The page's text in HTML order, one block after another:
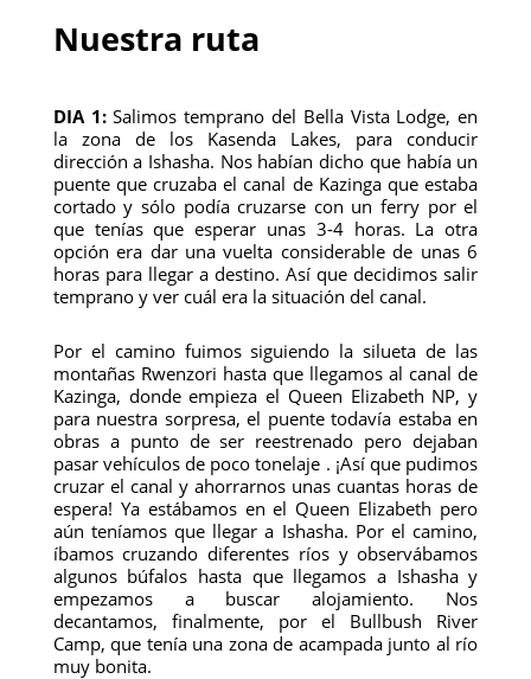
Nuestra ruta
DIA 1:Salimos temprano del Bella Vista Lodge, en
la zona de los Kasenda Lakes, para conducir
dirección a Ishasha. Nos habían dicho que había un
puente que cruzaba el canal de Kazinga que estaba
cortado y sólo podía cruzarse con un ferry por el
que tenías que esperar unas 3-4 horas. La otra
opción era dar una vuelta considerable de unas 6
horas para llegar a destino. Así que decidimos salir
temprano y ver cuál era la situación del canal.
Por el camino fuimos siguiendo la silueta de las
montañas Rwenzori hasta que llegamos al canal de
Kazinga, donde empieza el Queen Elizabeth NP, y
para nuestra sorpresa, el puente todavía estaba en
obras a punto de ser reestrenado pero dejaban
pasar vehículos de poco tonelaje . ¡Así que pudimos
cruzar el canal y ahorrarnos unas cuantas horas de
espera! Ya estábamos en el Queen Elizabeth pero
aún teníamos que llegar a Ishasha. Por el camino,
íbamos cruzando diferentes ríos y observábamos
algunos búfalos hasta que llegamos a Ishasha y
empezamos a buscar alojamiento. Nos
decantamos, finalmente, por el Bullbush River
Camp, que tenía una zona de acampada junto al río
muy bonita.